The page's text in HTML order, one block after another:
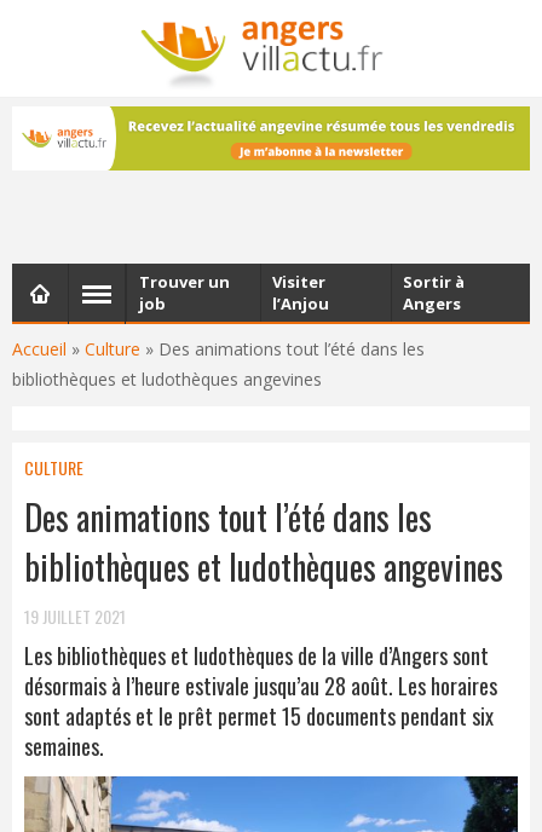
NEWSLETTER
Les dernières actualités d'Angers, chaque vendredi dans
votre boîte e-mail
Accueil » Culture » Des animations tout l’été dans les
bibliothèques et ludothèques angevines
Trouver un
job
Visiter
l’Anjou
Sortir à
Angers
CULTURE
Des animations tout l’été dans les
bibliothèques et ludothèques angevines
19 JUILLET 2021
Les bibliothèques et ludothèques de la ville d’Angers sont
désormais à l’heure estivale jusqu’au 28 août. Les horaires
sont adaptés et le prêt permet 15 documents pendant six
semaines.